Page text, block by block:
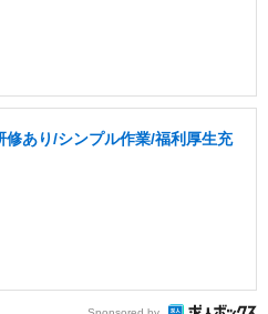
あり/シンプル作業/福利厚生充